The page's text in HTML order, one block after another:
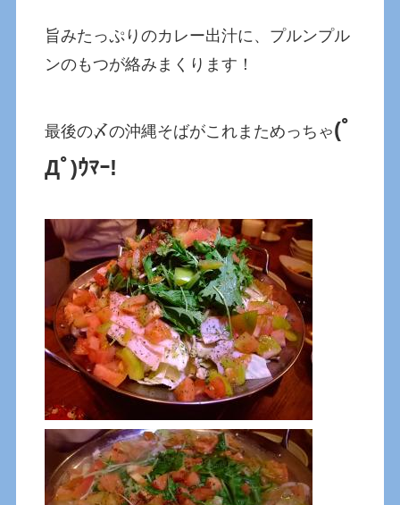
旨みたっぷりのカレー出汁に、プルンプル
ンのもつが絡みまくります！
最後の〆の沖縄そばがこれまためっちゃ(ﾟ
Дﾟ)ｳﾏｰ!